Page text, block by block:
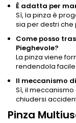
È adatta per
Sì, la pinza è
sia per destri che
Come posso
Pieghevole?
La pinza viene
rendendola
Il meccanismo
Sì, il
chiudersi
Pinza